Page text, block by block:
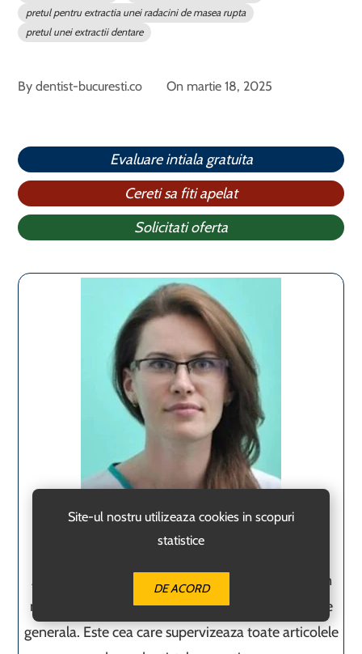
Site-ul nostru utilizeaza cookies in scopuri
statistice
DE ACORD
pretul pentru extractia unei radacini de masea rupta
pretul unei extractii dentare
Bydentist-bucuresti.co On martie 18, 2025
Evaluare intiala gratuita
Cereti sa fiti apelat
Solicitati oferta
Expertul nostru, dr. Cristina Novac
Doctorul
nostru are o experienta de peste 8 ani in
meseria sa si este medic specialist in stomatologie
generala. Este cea care supervizeaza toate articolele